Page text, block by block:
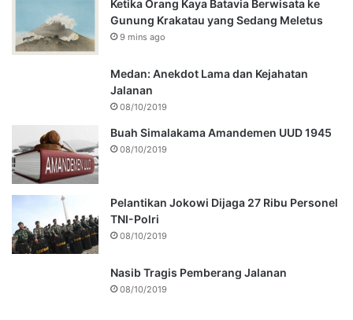
Ketika Orang Kaya Batavia Berwisata ke
Gunung Krakatau yang Sedang Meletus
9 mins ago
Medan: Anekdot Lama dan Kejahatan
Jalanan
08/10/2019
Buah Simalakama Amandemen UUD 1945
08/10/2019
Pelantikan Jokowi Dijaga 27 Ribu Personel
TNI-Polri
08/10/2019
Nasib Tragis Pemberang Jalanan
08/10/2019